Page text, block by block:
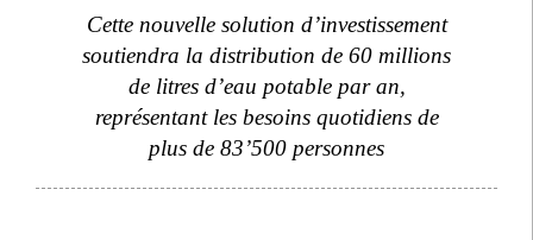
Cette nouvelle solution d’investissement
soutiendra la distribution de 60 millions
de litres d’eau potable par an,
représentant les besoins quotidiens de
plus de 83’500 personnes